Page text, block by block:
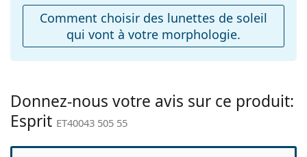
ajustables:
ressort:
Non
Étui:
Oui
Tissu de
nettoyage:
Oui
Comment choisir des lunettes de soleil
qui vont à votre morphologie.
Donnez-nous votre avis sur ce produit:
Esprit ET40043 505 55